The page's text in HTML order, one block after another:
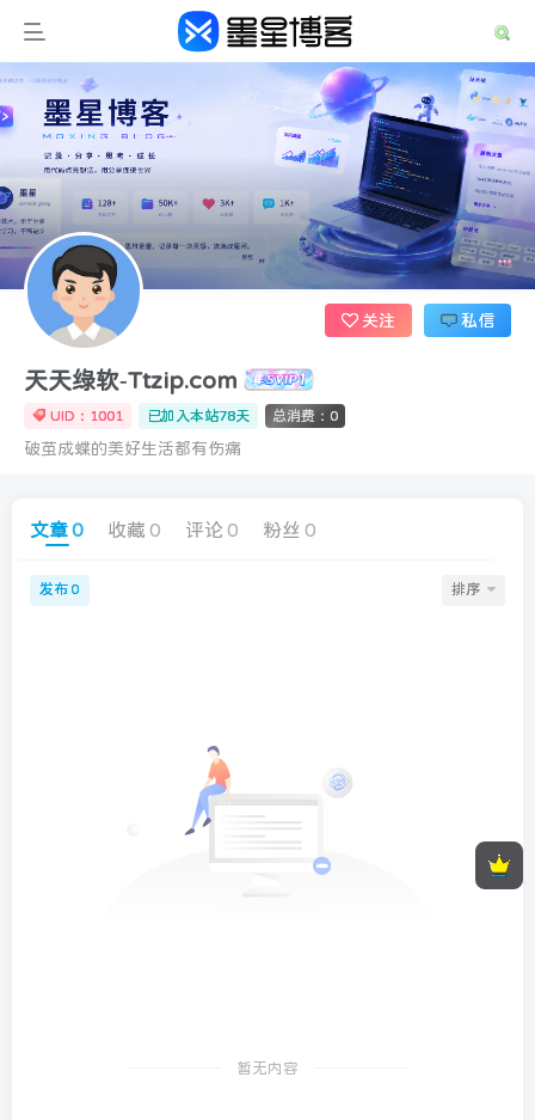
天天绿软-Ttzip.com
UID：1001 已加入本站78天 总消费：0
破茧成蝶的美好生活都有伤痛
关注 私信
文章0 收藏 0 评论 0 粉丝 0
发布 0 排序
暂无内容